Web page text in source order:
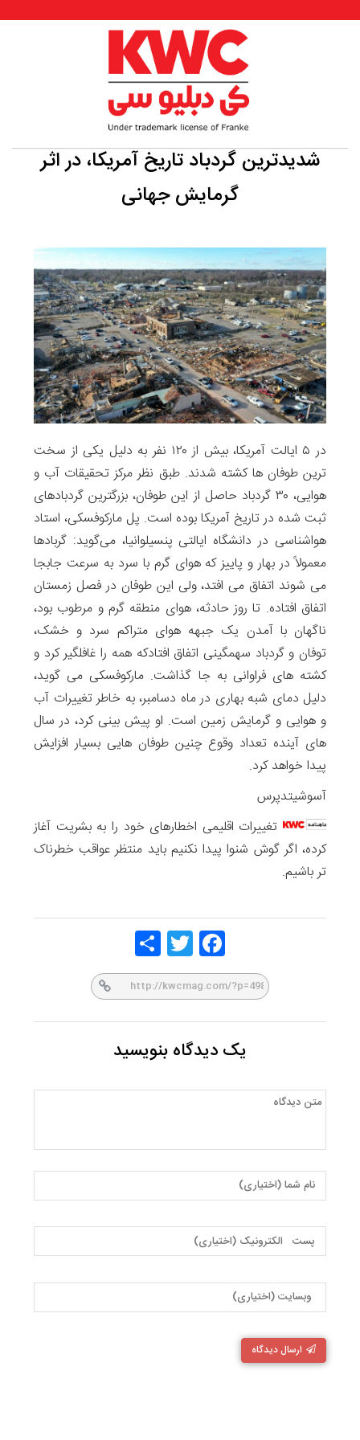
شدیدترین گردباد تاریخ آمریکا، در اثر
گرمایش جهانی
در ۵ ایالت آمریکا، بیش از ۱۲۰ نفر به دلیل یکی از سخت
ترین طوفان ها کشته شدند. طبق نظر مرکز تحقیقات آب و
هوایی، ۳۰ گردباد حاصل از این طوفان، بزرگترین گردبادهای
ثبت شده در تاریخ آمریکا بوده است. پل مارکوفسکی، استاد
هواشناسی در دانشگاه ایالتی پنسیلوانیا، می‌گوید: گربادها
معمولاً در بهار و پاییز که هوای گرم با سرد به سرعت جابجا
می شوند اتفاق می افتد، ولی این طوفان در فصل زمستان
اتفاق افتاده. تا روز حادثه، هوای منطقه گرم و مرطوب بود،
ناگهان با آمدن یک جبهه هوای متراکم سرد و خشک،
توفان و گردباد سهمگینی اتفاق افتادکه همه را غافلگیر کرد و
کشته های فراوانی به جا گذاشت. مارکوفسکی می گوید،
دلیل دمای شبه بهاری در ماه دسامبر، به خاطر تغییرات آب
و هوایی و گرمایش زمین است. او پیش بینی کرد، در سال
های آینده تعداد وقوع چنین طوفان هایی بسیار افزایش
پیدا خواهد کرد.
آسوشیتدپرس
تغییرات اقلیمی اخطارهای خود را به بشریت آغاز
کرده، اگر گوش شنوا پیدا نکنیم باید منتظر عواقب خطرناک
تر باشیم.
Face
Twitt
یک دیدگاه بنویسید
ارسال دیدگاه